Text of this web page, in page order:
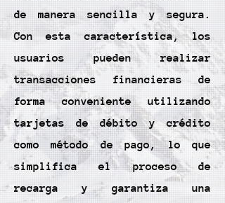
de manera sencilla y segura.
Con esta característica, los
usuarios pueden realizar
transacciones financieras de
forma conveniente utilizando
tarjetas de débito y crédito
como método de pago, lo que
simplifica el proceso de
recarga y garantiza una